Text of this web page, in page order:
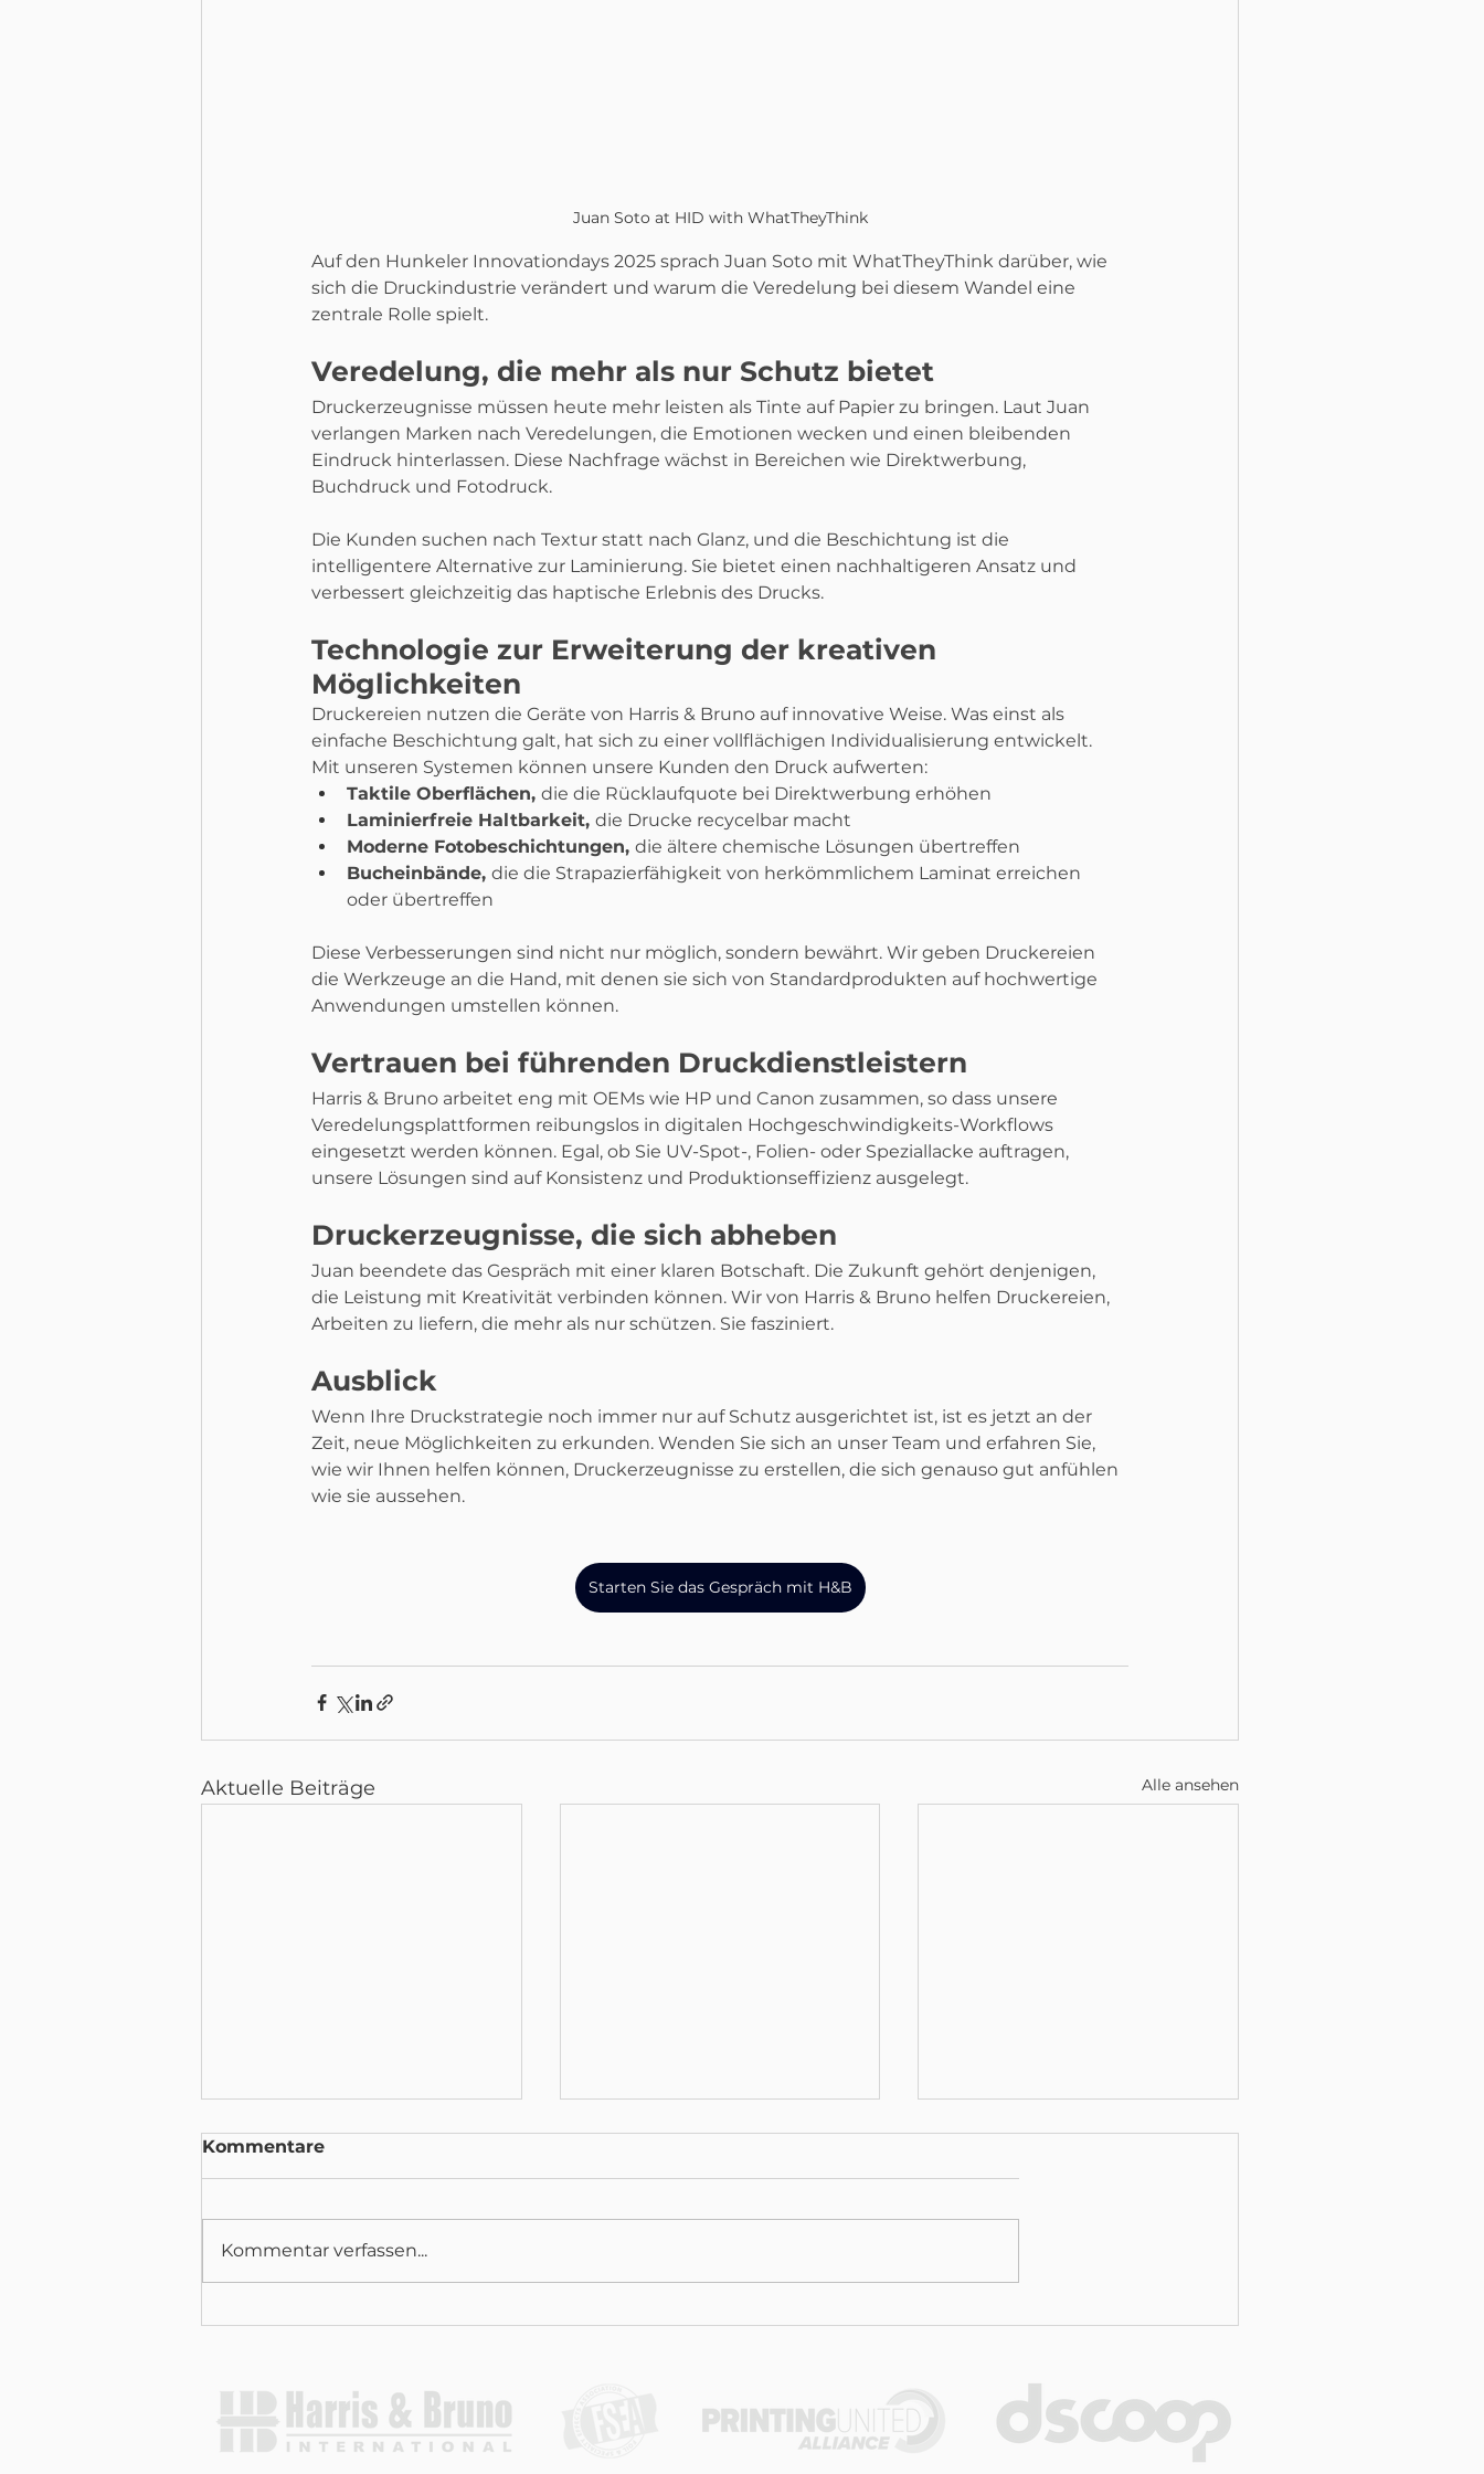
Juan Soto at HID with WhatTheyThink
Auf den Hunkeler Innovationdays 2025 sprach Juan Soto mit WhatTheyThink darüber, wie
sich die Druckindustrie verändert und warum die Veredelung bei diesem Wandel eine
zentrale Rolle spielt.
Veredelung, die mehr als nur Schutz bietet
Druckerzeugnisse müssen heute mehr leisten als Tinte auf Papier zu bringen. Laut Juan
verlangen Marken nach Veredelungen, die Emotionen wecken und einen bleibenden
Eindruck hinterlassen. Diese Nachfrage wächst in Bereichen wie Direktwerbung,
Buchdruck und Fotodruck.
Die Kunden suchen nach Textur statt nach Glanz, und die Beschichtung ist die
intelligentere Alternative zur Laminierung. Sie bietet einen nachhaltigeren Ansatz und
verbessert gleichzeitig das haptische Erlebnis des Drucks.
Technologie zur Erweiterung der kreativen
Möglichkeiten
Druckereien nutzen die Geräte von Harris & Bruno auf innovative Weise. Was einst als
einfache Beschichtung galt, hat sich zu einer vollflächigen Individualisierung entwickelt.
Mit unseren Systemen können unsere Kunden den Druck aufwerten:
Taktile Oberflächen, die die Rücklaufquote bei Direktwerbung erhöhen
Laminierfreie Haltbarkeit, die Drucke recycelbar macht
Moderne Fotobeschichtungen, die ältere chemische Lösungen übertreffen
Bucheinbände, die die Strapazierfähigkeit von herkömmlichem Laminat erreichen
oder übertreffen
Diese Verbesserungen sind nicht nur möglich, sondern bewährt. Wir geben Druckereien
die Werkzeuge an die Hand, mit denen sie sich von Standardprodukten auf hochwertige
Anwendungen umstellen können.
Vertrauen bei führenden Druckdienstleistern
Harris & Bruno arbeitet eng mit OEMs wie HP und Canon zusammen, so dass unsere
Veredelungsplattformen reibungslos in digitalen Hochgeschwindigkeits-Workflows
eingesetzt werden können. Egal, ob Sie UV-Spot-, Folien- oder Speziallacke auftragen,
unsere Lösungen sind auf Konsistenz und Produktionseffizienz ausgelegt.
Druckerzeugnisse, die sich abheben
Juan beendete das Gespräch mit einer klaren Botschaft. Die Zukunft gehört denjenigen,
die Leistung mit Kreativität verbinden können. Wir von Harris & Bruno helfen Druckereien,
Arbeiten zu liefern, die mehr als nur schützen. Sie fasziniert.
Ausblick
Wenn Ihre Druckstrategie noch immer nur auf Schutz ausgerichtet ist, ist es jetzt an der
Zeit, neue Möglichkeiten zu erkunden. Wenden Sie sich an unser Team und erfahren Sie,
wie wir Ihnen helfen können, Druckerzeugnisse zu erstellen, die sich genauso gut anfühlen
wie sie aussehen.
Starten Sie das Gespräch mit H&B
Aktuelle Beiträge Alle ansehen
Kommentare
Kommentar verfassen...